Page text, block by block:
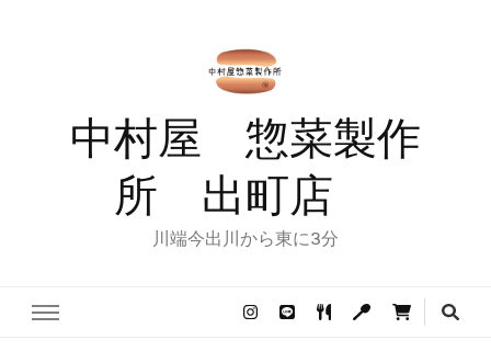
中村屋 惣菜製作
所 出町店
川端今出川から東に3分